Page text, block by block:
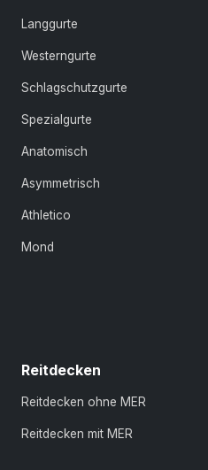
Langgurte
Westerngurte
Schlagschutzgurte
Spezialgurte
Anatomisch
Asymmetrisch
Athletico
Mond
Reitdecken
Reitdecken ohne MER
Reitdecken mit MER